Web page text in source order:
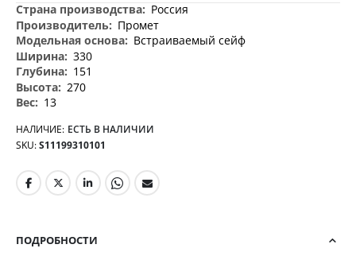
Дополнительная
информация
Россия
Промет
Встраиваемый сейф
330
151
270
13
НАЛИЧИЕ: ЕСТЬ В НАЛИЧИИ
SKU S11199310101
ПОДРОБНОСТИ